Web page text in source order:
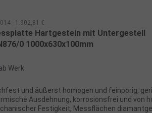
- 1.902,81 €
Hartgestein mit Untergestell
0 1000x630x100mm
Werk
und äußerst homogen und feinporig,
Ausdehnung, korrosionsfrei und von
Festigkeit, Messflächen